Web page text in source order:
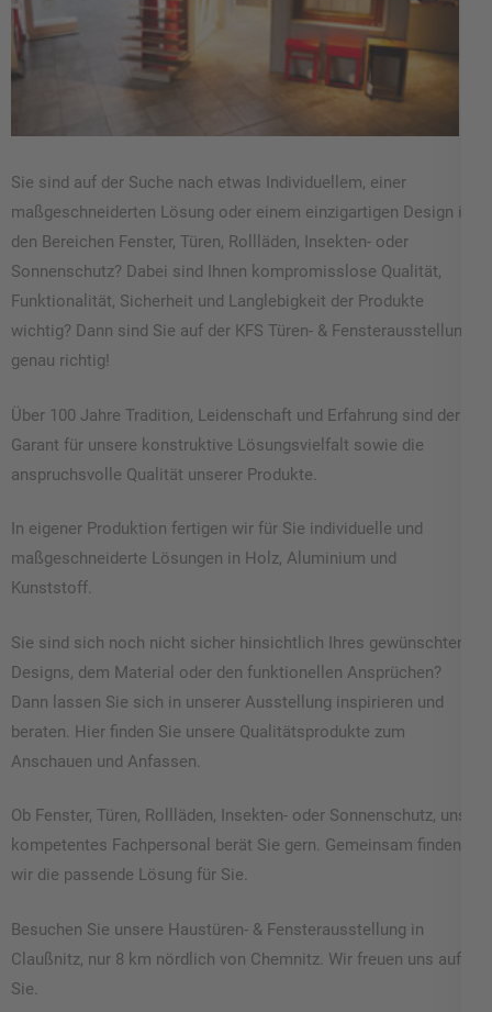
Sie sind auf der Suche nach etwas Individuellem, einer
maßgeschneiderten Lösung oder einem einzigartigen Design in
den Bereichen Fenster, Türen, Rollläden, Insekten- oder
Sonnenschutz? Dabei sind Ihnen kompromisslose Qualität,
Funktionalität, Sicherheit und Langlebigkeit der Produkte
wichtig? Dann sind Sie auf der KFS Türen- & Fensterausstellung
genau richtig!
Über 100 Jahre Tradition, Leidenschaft und Erfahrung sind der
Garant für unsere konstruktive Lösungsvielfalt sowie die
anspruchsvolle Qualität unserer Produkte.
In eigener Produktion fertigen wir für Sie individuelle und
maßgeschneiderte Lösungen in Holz, Aluminium und
Kunststoff.
Sie sind sich noch nicht sicher hinsichtlich Ihres gewünschten
Designs, dem Material oder den funktionellen Ansprüchen?
Dann lassen Sie sich in unserer Ausstellung inspirieren und
beraten. Hier finden Sie unsere Qualitätsprodukte zum
Anschauen und Anfassen.
Ob Fenster, Türen, Rollläden, Insekten- oder Sonnenschutz, unser
kompetentes Fachpersonal berät Sie gern. Gemeinsam finden
wir die passende Lösung für Sie.
Besuchen Sie unsere Haustüren- & Fensterausstellung in
Claußnitz, nur 8 km nördlich von Chemnitz. Wir freuen uns auf
Sie.